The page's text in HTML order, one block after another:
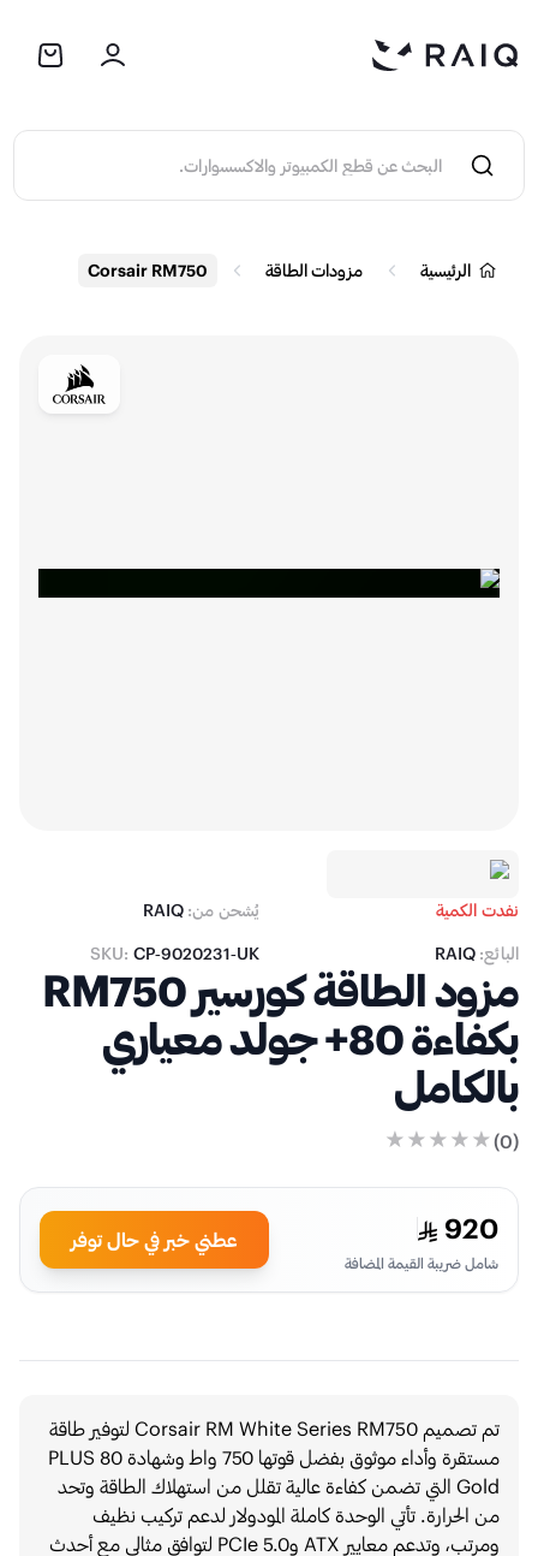
الرئيسية مزودات الطاقة Corsair RM750
نفدت الكمية يُشحن من: RAIQ
البائع: RAIQ
SKU: CP‑9020231‑UK
مزود الطاقة كورسير RM750
بكفاءة 80+ جولد معياري
بالكامل
(
0
)
920
شامل ضريبة القيمة المضافة
عطني خبر في حال توفر
تم تصميم Corsair RM White Series RM750 لتوفير طاقة
مستقرة وأداء موثوق بفضل قوتها 750 واط وشهادة 80 PLUS
Gold التي تضمن كفاءة عالية تقلل من استهلاك الطاقة وتحد
من الحرارة. تأتي الوحدة كاملة المودولار لدعم تركيب نظيف
ومرتب، وتدعم معايير ATX وPCIe 5.0 لتوافق مثالي مع أحدث